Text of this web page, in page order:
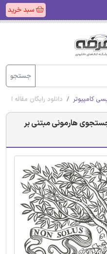
سبد خرید
جستجو
کامپیوتر دانلود رایگان مقاله
جستجوی هارمونی مبتنی بر